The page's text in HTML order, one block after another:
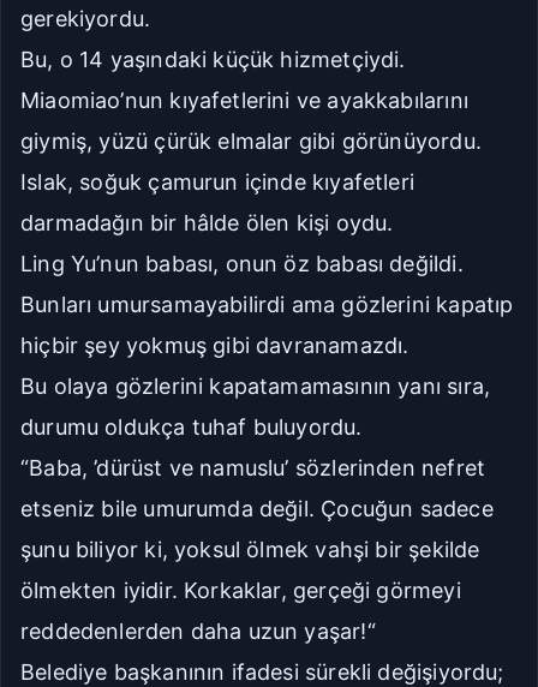
gerekiyordu.
Bu, o 14 yaşındaki küçük hizmetçiydi.
Miaomiao’nun kıyafetlerini ve ayakkabılarını
giymiş, yüzü çürük elmalar gibi görünüyordu.
Islak, soğuk çamurun içinde kıyafetleri
darmadağın bir hâlde ölen kişi oydu.
Ling Yu’nun babası, onun öz babası değildi.
Bunları umursamayabilirdi ama gözlerini kapatıp
hiçbir şey yokmuş gibi davranamazdı.
Bu olaya gözlerini kapatamamasının yanı sıra,
durumu oldukça tuhaf buluyordu.
“Baba, ’dürüst ve namuslu’ sözlerinden nefret
etseniz bile umurumda değil. Çocuğun sadece
şunu biliyor ki, yoksul ölmek vahşi bir şekilde
ölmekten iyidir. Korkaklar, gerçeği görmeyi
reddedenlerden daha uzun yaşar!“
Belediye başkanının ifadesi sürekli değişiyordu;